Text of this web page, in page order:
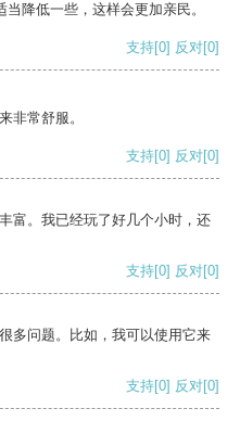
降低一些，这样会更加亲民。
支持[0] 反对[0]
非常舒服。
支持[0] 反对[0]
富。我已经玩了好几个小时，还
支持[0] 反对[0]
多问题。比如，我可以使用它来
支持[0] 反对[0]